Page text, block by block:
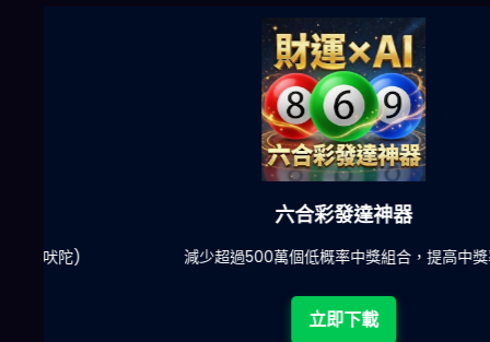
六合彩發達神器
減少超過500萬個低概率中獎組合，提高中獎率
立即下載